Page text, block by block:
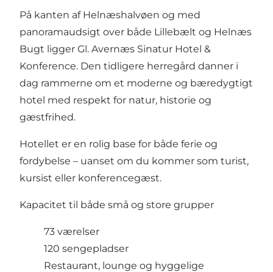
På kanten af Helnæshalvøen og med
panoramaudsigt over både Lillebælt og Helnæs
Bugt ligger Gl. Avernæs Sinatur Hotel &
Konference. Den tidligere herregård danner i
dag rammerne om et moderne og bæredygtigt
hotel med respekt for natur, historie og
gæstfrihed.
Hotellet er en rolig base for både ferie og
fordybelse – uanset om du kommer som turist,
kursist eller konferencegæst.
Kapacitet til både små og store grupper
73 værelser
120 sengepladser
Restaurant, lounge og hyggelige